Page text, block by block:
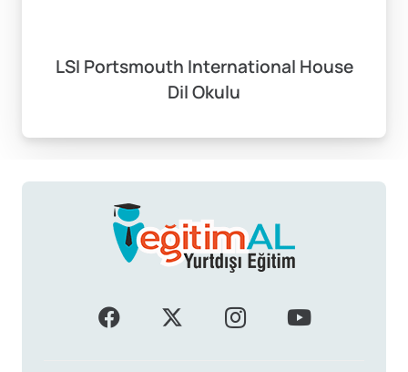
LSI Portsmouth International House
Dil Okulu